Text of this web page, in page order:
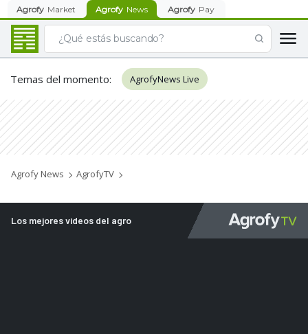
Agrofy Market Agrofy News Agrofy Pay
Temas del momento: AgrofyNews Live
Agrofy News AgrofyTV
Los mejores videos del agro